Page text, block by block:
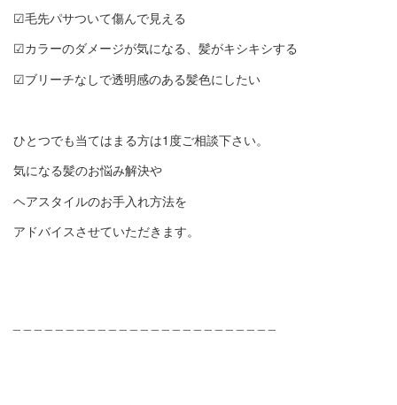
☑︎毛先パサついて傷んで見える
☑︎カラーのダメージが気になる、髪がキシキシする
☑︎ブリーチなしで透明感のある髪色にしたい
ひとつでも当てはまる方は1度ご相談下さい。
気になる髪のお悩み解決や
ヘアスタイルのお手入れ方法を
アドバイスさせていただきます。